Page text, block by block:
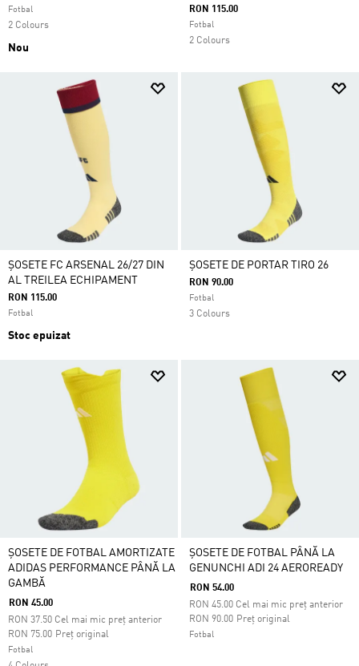
Fotbal
2 Colours
Nou
RON 115.00
Fotbal
2 Colours
ȘOSETE FC ARSENAL 26/27 DIN
AL TREILEA ECHIPAMENT
RON 115.00
Fotbal
Stoc epuizat
ȘOSETE DE PORTAR TIRO 26
RON 90.00
Fotbal
3 Colours
ȘOSETE DE FOTBAL AMORTIZATE
ADIDAS PERFORMANCE PÂNĂ LA
GAMBĂ
RON 45.00
RON 37.50 Cel mai mic preț anterior
Preț original
Preț redus de la
RON 75.00la
Fotbal
ȘOSETE DE FOTBAL PÂNĂ LA
GENUNCHI ADI 24 AEROREADY
RON 54.00
RON 45.00 Cel mai mic preț anterior
Preț original
Preț redus de la
RON 90.00la
Fotbal